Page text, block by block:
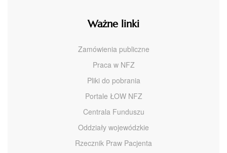
Ważne linki
Zamówienia publiczne
Praca w NFZ
Pliki do pobrania
Portale ŁOW NFZ
Centrala Funduszu
Oddziały wojewódzkie
Rzecznik Praw Pacjenta